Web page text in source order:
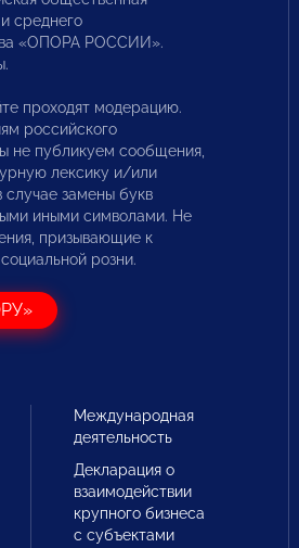
среднего
«ОПОРА РОССИИ».
проходят модерацию.
российского
не публикуем сообщения,
лексику и/или
замены букв
иными символами. Не
призывающие к
розни.
Международная
деятельность
Декларация о
взаимодействии
крупного бизнеса
с субъектами